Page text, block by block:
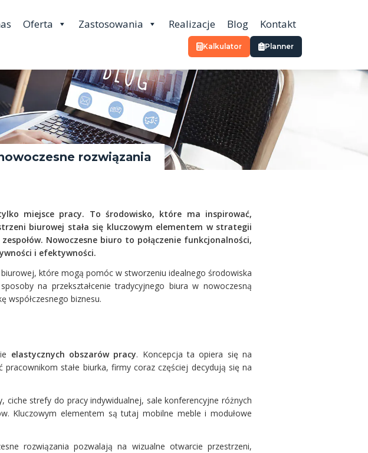
Oferta Zastosowania Realizacje Blog Kontakt
Kalkulator Planner
rozwiązania
miejsce pracy. To środowisko, które ma inspirować,
biurowej stała się kluczowym elementem w strategii
Nowoczesne biuro to połączenie funkcjonalności,
i efektywności.
które mogą pomóc w stworzeniu idealnego środowiska
na przekształcenie tradycyjnego biura w nowoczesną
współczesnego biznesu.
elastycznych obszarów pracy. Koncepcja ta opiera się na
stałe biurka, firmy coraz częściej decydują się na
strefy do pracy indywidualnej, sale konferencyjne różnych
Kluczowym elementem są tutaj mobilne meble i modułowe
rozwiązania pozwalają na wizualne otwarcie przestrzeni,